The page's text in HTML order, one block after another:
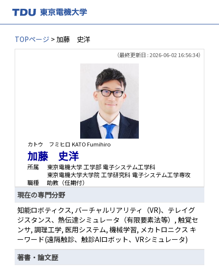
TOPページ > 加藤 史洋
（最終更新日 : 2026-06-02 16:56:34）
カトウ フミヒロ KATO Fumihiro
加藤 史洋
所属
東京電機大学 工学部 電子システム工学科
東京電機大学大学院 工学研究科 電子システム工学専攻
職種
助教（任期付）
現在の専門分野
知能ロボティクス, バーチャルリアリティ（VR)、テレイグ
ジスタンス、熱伝達シミュレータ（有限要素法等）, 触覚セ
ンサ, 調理工学, 医用システム, 機械学習, メカトロニクス キ
ーワード(遠隔触診、触診AIロボット、VRシミュレータ)
著書・論文歴